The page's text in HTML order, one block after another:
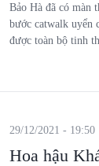
Bảo Hà đã có màn
bước catwalk uyển
được toàn bộ tinh
Hoa hậu
29/12/2021 - 19:50